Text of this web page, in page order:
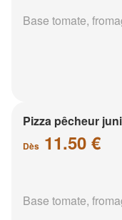
Base tomate,
Pizza pêcheur
Dès 11.50 €
Base tomate,